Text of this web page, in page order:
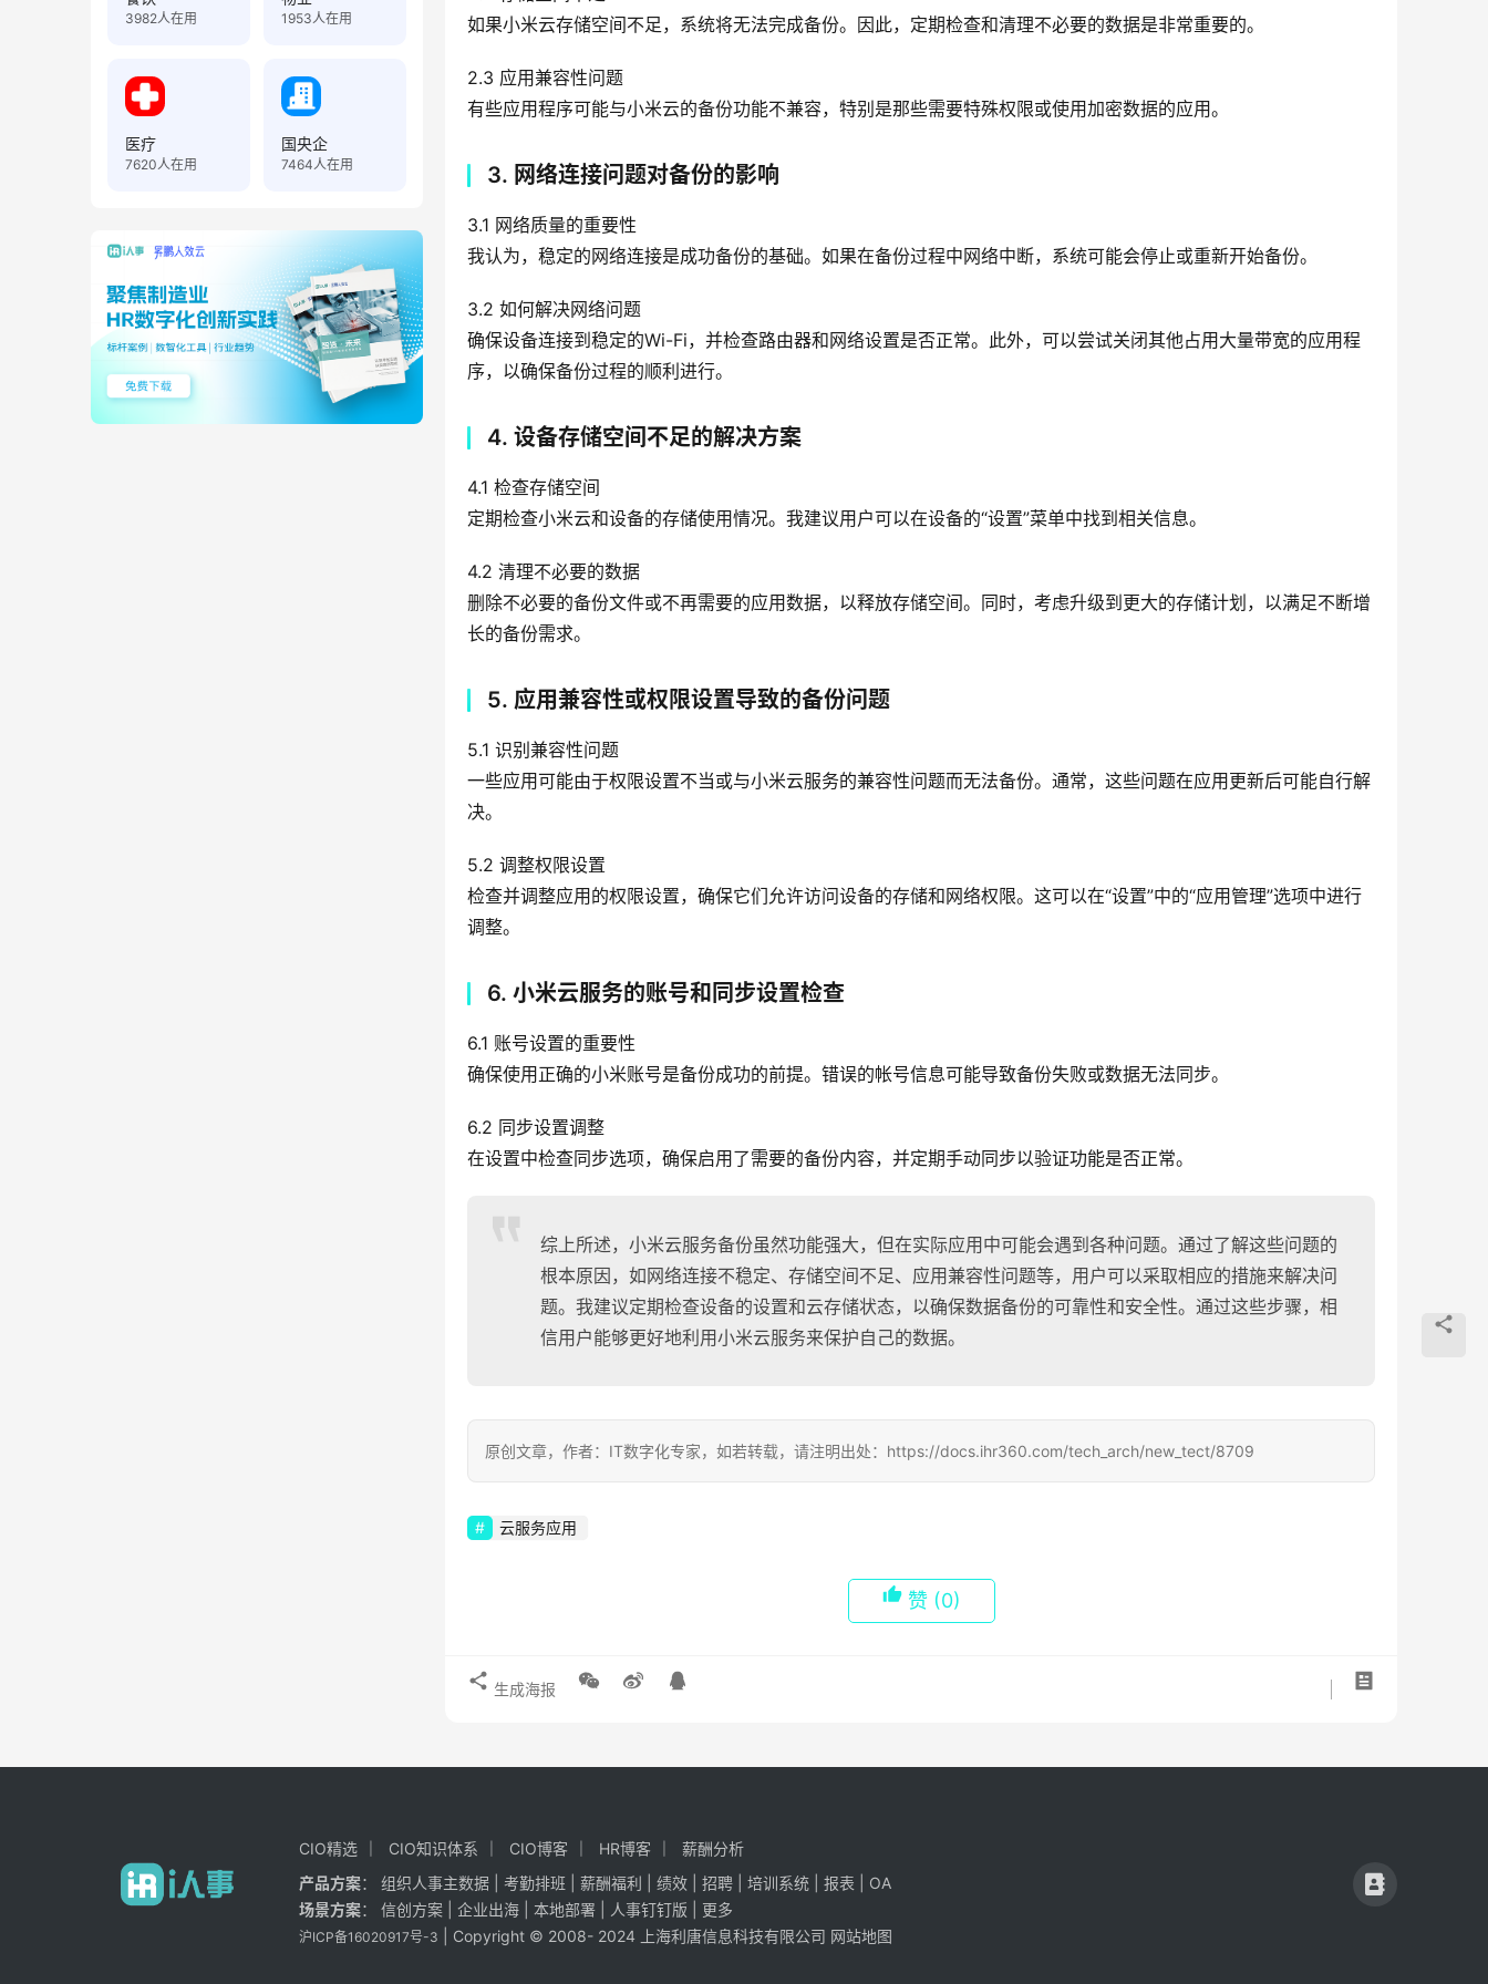
如果小米云存储空间不足，系统将无法完成备份。因此，定期检查和清理不必要的数据是非常重要的。
2.3 应用兼容性问题
有些应用程序可能与小米云的备份功能不兼容，特别是那些需要特殊权限或使用加密数据的应用。
3. 网络连接问题对备份的影响
3.1 网络质量的重要性
我认为，稳定的网络连接是成功备份的基础。如果在备份过程中网络中断，系统可能会停止或重新开始备份。
3.2 如何解决网络问题
确保设备连接到稳定的Wi-Fi，并检查路由器和网络设置是否正常。此外，可以尝试关闭其他占用大量带宽的应用程
序，以确保备份过程的顺利进行。
4. 设备存储空间不足的解决方案
4.1 检查存储空间
定期检查小米云和设备的存储使用情况。我建议用户可以在设备的“设置”菜单中找到相关信息。
4.2 清理不必要的数据
删除不必要的备份文件或不再需要的应用数据，以释放存储空间。同时，考虑升级到更大的存储计划，以满足不断增
长的备份需求。
5. 应用兼容性或权限设置导致的备份问题
5.1 识别兼容性问题
一些应用可能由于权限设置不当或与小米云服务的兼容性问题而无法备份。通常，这些问题在应用更新后可能自行解
决。
5.2 调整权限设置
检查并调整应用的权限设置，确保它们允许访问设备的存储和网络权限。这可以在“设置”中的“应用管理”选项中进行
调整。
6. 小米云服务的账号和同步设置检查
6.1 账号设置的重要性
确保使用正确的小米账号是备份成功的前提。错误的帐号信息可能导致备份失败或数据无法同步。
6.2 同步设置调整
在设置中检查同步选项，确保启用了需要的备份内容，并定期手动同步以验证功能是否正常。
综上所述，小米云服务备份虽然功能强大，但在实际应用中可能会遇到各种问题。通过了解这些问题的
根本原因，如网络连接不稳定、存储空间不足、应用兼容性问题等，用户可以采取相应的措施来解决问
题。我建议定期检查设备的设置和云存储状态，以确保数据备份的可靠性和安全性。通过这些步骤，相
信用户能够更好地利用小米云服务来保护自己的数据。
原创文章，作者：IT数字化专家，如若转载，请注明出处：https://docs.ihr360.com/tech_arch/new_tect/8709
云服务应用
赞 (0)
生成海报
3982人在用 1953人在用
医疗
7620人在用
国央企
7464人在用
CIO精选 CIO知识体系 CIO博客 HR博客
薪酬分析
产品方案： 组织人事主数据| 考勤排班 薪酬福利 绩效| 招聘| 培训系统 | 报表
| OA
场景方案： 信创方案| 企业出海| 本地部署| 人事钉钉版 更多
沪ICP备16020917号-3 | Copyright © 2008- 2024 上海利唐信息科技有限公司 网站地图